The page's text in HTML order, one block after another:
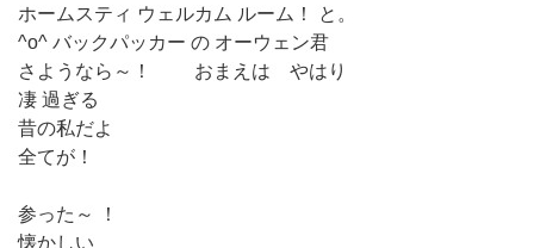
ホームスティ ウェルカム ルーム！ と。
^o^ バックパッカー の オーウェン君
さようなら～！ おまえは やはり
凄 過ぎる
昔の私だよ
全てが！
参った～ ！
懐かしい